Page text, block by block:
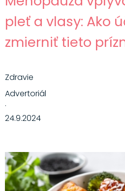
pleť a vlasy: Ako
zmierniť tieto
Zdravie
Advertoriál
·
24.9.2024